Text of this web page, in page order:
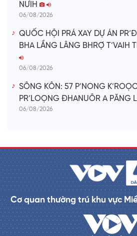
NƯIH
06/08/2026
QUỐC HỘI PRÁ XAY DỰ ÁN
BHA LẦNG LÂNG BHRỢ T’VAIH
06/08/2026
SÔNG KÔN: 57 P’NONG
PR’LOỌNG ĐHANUÔR A PĂNG
06/08/2026
Cơ quan thường trú khu vực